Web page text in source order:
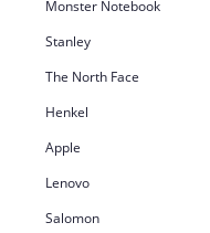
Monster Notebook
Stanley
The North Face
Henkel
Apple
Lenovo
Salomon